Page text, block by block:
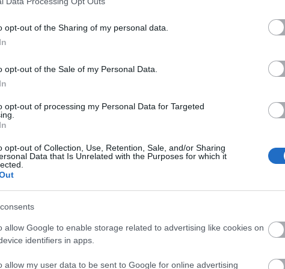
opt-out of the Sharing of my personal data.
opt-out of the Sale of my Personal Data.
opt-out of processing my Personal Data for Targeted
opt-out of Collection, Use, Retention, Sale, and/or Sharing
Data that Is Unrelated with the Purposes for which it
allow Google to enable storage related to advertising like cookies on
identifiers in apps.
allow my user data to be sent to Google for online advertising
kiszabása nélkül - figyelmeztette a Médiatanács
miatt. A Médiatanács a bírságok kiszabásakor
alapján, az ügyek összes körülményét
adott formáját, mértékét.
a médiaszolgáltatók adatszolgáltatási
és decembere közötti időszakban. A
körének kötelező havonta adatokat
művekre vonatkozó arányokról.
többsége már az ellenőrzés alatt -
nem teljesítő médiaszolgáltatókkal szemben
szemben felhívást alkalmazott, a megállapított
százezer forintos nagyságrendig terjed - írták.
filmgyártás